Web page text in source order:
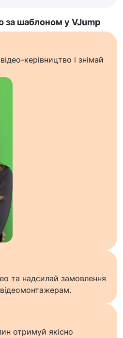
за шаблоном у VJump
керівництво і знімай
та надсилай замовлення
отримуй якісно